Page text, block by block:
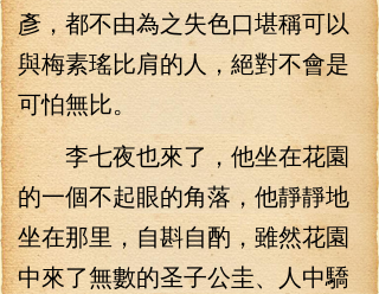
彥，都不由為之失色口堪稱可以
與梅素瑤比肩的人，絕對不會是
可怕無比。
李七夜也來了，他坐在花園
的一個不起眼的角落，他靜靜地
坐在那里，自斟自酌，雖然花園
中來了無數的圣子公圭、人中驕